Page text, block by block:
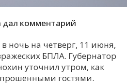
У
дал комментарий
ночь на четверг, 11 июня,
БПЛА. Губернатор
уточнил утром, как
гостями.